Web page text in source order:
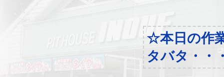
☆本日の作
タバタ・・